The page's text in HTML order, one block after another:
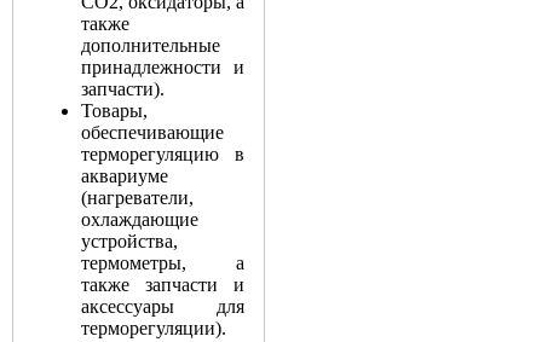
также
дополнительные
принадлежности и
запчасти).
Товары,
обеспечивающие
терморегуляцию в
аквариуме
(нагреватели,
охлаждающие
устройства,
термометры, а
также запчасти и
аксессуары для
терморегуляции).